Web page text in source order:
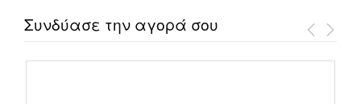
Συνδύασε την αγορά σου